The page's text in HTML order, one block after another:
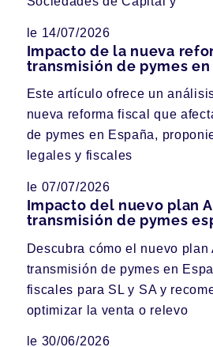
le 14/07/2026
Impacto de la nueva
transmisión de pymes en
Este artículo ofrece un
nueva reforma fiscal que
de pymes en España,
legales y fiscales
le 07/07/2026
Impacto del nuevo plan
transmisión de pymes
Descubra cómo el nuevo plan
transmisión de pymes en
fiscales para SL y SA y
optimizar la venta o relevo
le 30/06/2026